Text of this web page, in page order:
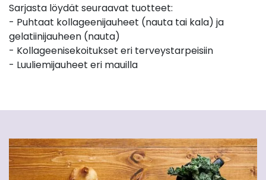
Sarjasta löydät seuraavat tuotteet:
- Puhtaat kollageenijauheet (nauta tai kala) ja
gelatiinijauheen (nauta)
- Kollageenisekoitukset eri terveystarpeisiin
- Luuliemijauheet eri mauilla